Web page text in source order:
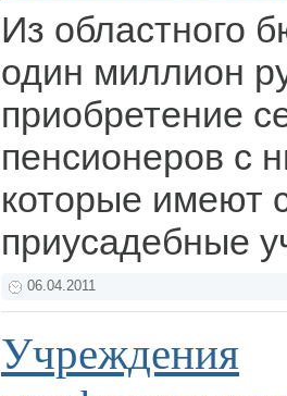
Из областного
один миллион
приобретение
пенсионеров с
которые имеют
приусадебные
06.04.2011
Учреждения